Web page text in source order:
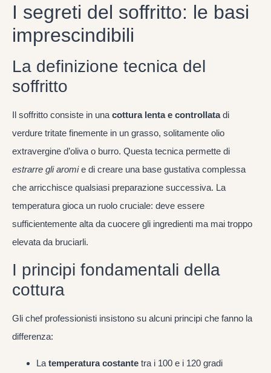
I segreti del soffritto: le basi
imprescindibili
La definizione tecnica del
soffritto
Il soffritto consiste in una cottura lenta e controllatadi
verdure tritate finemente in un grasso, solitamente olio
extravergine d’oliva o burro. Questa tecnica permette di
estrarre gli aromie di creare una base gustativa complessa
che arricchisce qualsiasi preparazione successiva. La
temperatura gioca un ruolo cruciale: deve essere
sufficientemente alta da cuocere gli ingredienti ma mai troppo
elevata da bruciarli.
I principi fondamentali della
cottura
Gli chef professionisti insistono su alcuni principi che fanno la
differenza:
Latemperatura costante tra i 100 e i 120 gradi